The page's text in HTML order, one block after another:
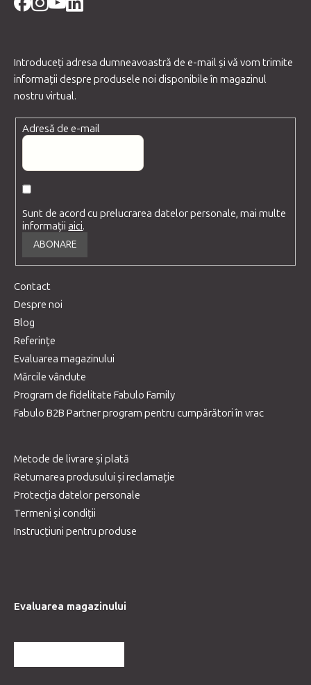
Introduceţi adresa dumneavoastră de e-mail şi vă vom trimite
informaţii despre produsele noi disponibile în magazinul
nostru virtual.
Adresă de e-mail
Sunt de acord cu prelucrarea datelor personale, mai multe
informațiiaici.
ABONARE
Contact
Despre noi
Blog
Referințe
Evaluarea magazinului
Mărcile vândute
Program de fidelitate Fabulo Family
Fabulo B2B Partner program pentru cumpărători în vrac
Metode de livrare și plată
Returnarea produsului și reclamație
Protecția datelor personale
Termeni și condiții
Instrucțiuni pentru produse
Evaluarea magazinului